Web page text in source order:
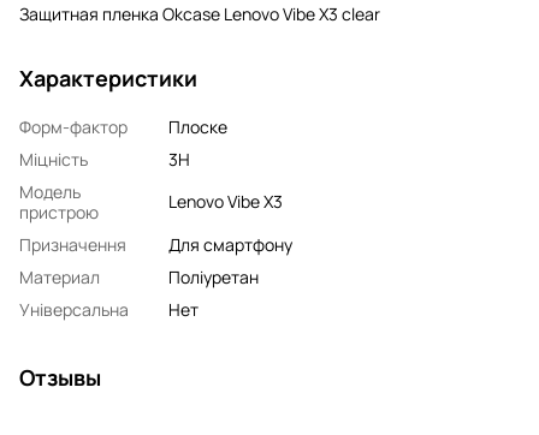
Защитная пленка Okcase Lenovo Vibe X3 clear
Характеристики
Форм-фактор
Плоске
Міцність
3H
Модель
пристрою
Lenovo Vibe X3
Призначення
Для смартфону
Материал
Поліуретан
Універсальна
Нет
Отзывы